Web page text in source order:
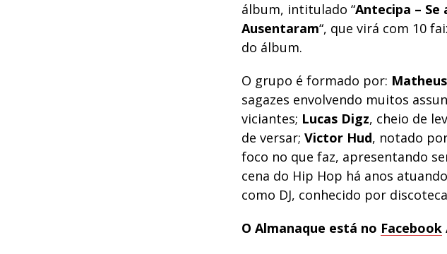
álbum, intitulado “Antecipa – Se
Ausentaram“, que virá com 10
do álbum.
O grupo é formado por:
sagazes envolvendo muitos
viciantes; Lucas Digz, cheio de
de versar; Victor Hud, notado
foco no que faz, apresentando
cena do Hip Hop há anos
como DJ, conhecido por
O Almanaque está no Facebook